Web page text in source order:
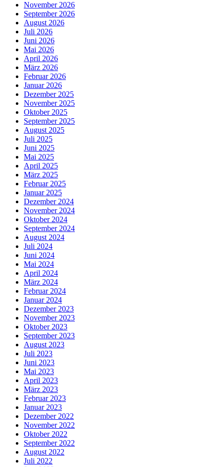
November 2026
September 2026
August 2026
Juli 2026
Juni 2026
Mai 2026
April 2026
März 2026
Februar 2026
Januar 2026
Dezember 2025
November 2025
Oktober 2025
September 2025
August 2025
Juli 2025
Juni 2025
Mai 2025
April 2025
März 2025
Februar 2025
Januar 2025
Dezember 2024
November 2024
Oktober 2024
September 2024
August 2024
Juli 2024
Juni 2024
Mai 2024
April 2024
März 2024
Februar 2024
Januar 2024
Dezember 2023
November 2023
Oktober 2023
September 2023
August 2023
Juli 2023
Juni 2023
Mai 2023
April 2023
März 2023
Februar 2023
Januar 2023
Dezember 2022
November 2022
Oktober 2022
September 2022
August 2022
Juli 2022